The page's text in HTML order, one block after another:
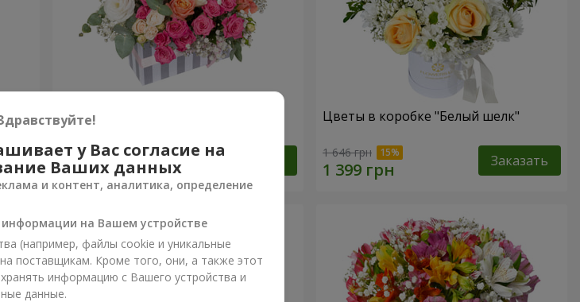
Композиция "Принцесса и Тедди"
1 954 грн
Цветы в коробке "Белый шелк"
1 646 грн Заказать
у Вас согласие на
Ваших данных
и контент, аналитика, определение
на Вашем устройстве
(например, файлы cookie и уникальные
поставщикам. Кроме того, они, а также этот
информацию с Вашего устройства и
данные.